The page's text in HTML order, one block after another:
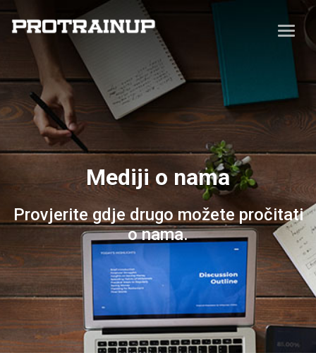
Mediji o nama
Provjerite gdje drugo možete pročitati
o nama.